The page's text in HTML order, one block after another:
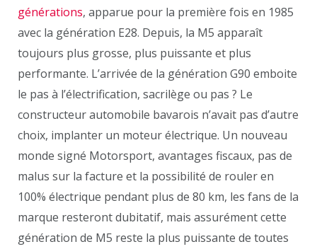
générations, apparue pour la première fois en 1985
avec la génération E28. Depuis, la M5 apparaît
toujours plus grosse, plus puissante et plus
performante. L’arrivée de la génération G90 emboite
le pas à l’électrification, sacrilège ou pas ? Le
constructeur automobile bavarois n’avait pas d’autre
choix, implanter un moteur électrique. Un nouveau
monde signé Motorsport, avantages fiscaux, pas de
malus sur la facture et la possibilité de rouler en
100% électrique pendant plus de 80 km, les fans de la
marque resteront dubitatif, mais assurément cette
génération de M5 reste la plus puissante de toutes